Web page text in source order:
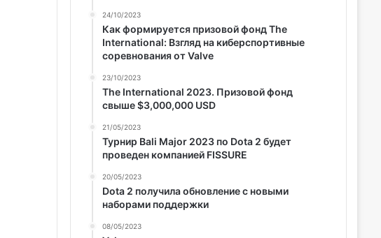
24/10/2023
Как формируется призовой фонд The
International: Взгляд на киберспортивные
соревнования от Valve
23/10/2023
The International 2023. Призовой фонд
свыше $3,000,000 USD
21/05/2023
Турнир Bali Major 2023 по Dota 2 будет
проведен компанией FISSURE
20/05/2023
Dota 2 получила обновление с новыми
наборами поддержки
08/05/2023